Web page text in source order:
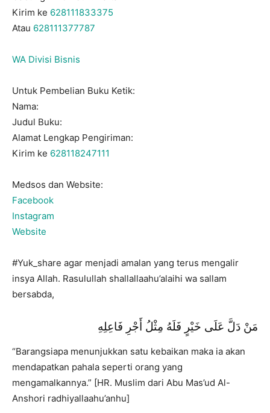
Kirim ke 628111833375
Atau 628111377787
WA Divisi Bisnis
Untuk Pembelian Buku Ketik:
Nama:
Judul Buku:
Alamat Lengkap Pengiriman:
Kirim ke 628118247111
Medsos dan Website:
Facebook
Instagram
Website
#Yuk_share agar menjadi amalan yang terus mengalir
insya Allah. Rasulullah shallallaahu’alaihi wa sallam
bersabda,
مَنْ دَلَّ عَلَى خَيْرٍ فَلَهُ مِثْلُ أَجْرِ فَاعِلِهِ
“Barangsiapa menunjukkan satu kebaikan maka ia akan
mendapatkan pahala seperti orang yang
mengamalkannya.” [HR. Muslim dari Abu Mas’ud Al-
Anshori radhiyallaahu’anhu]